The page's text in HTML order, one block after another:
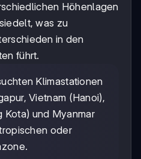
Höhenlagen
was zu
in den
führt.
Klimastationen
Vietnam (Hanoi),
Kota) und Myanmar
oder